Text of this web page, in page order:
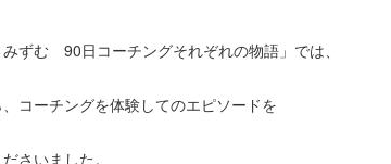
ずむ 90日コーチングそれぞれの物語」では、
コーチングを体験してのエピソードを
さいました。